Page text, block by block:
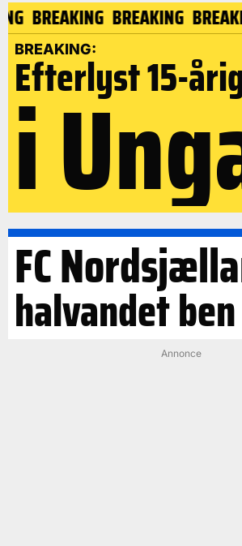
BREAKING BREAKING
BREAKING:
Efterlyst 15-
i
FC
halvandet
Annonce